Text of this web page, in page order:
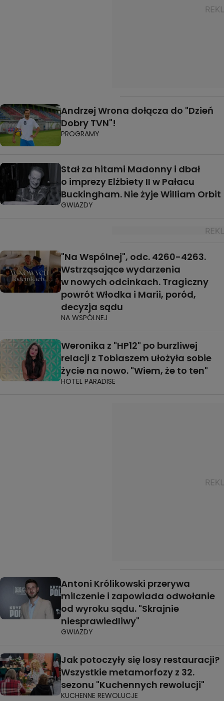
Andrzej Wrona dołącza do "Dzień
Dobry TVN"!
PROGRAMY
Stał za hitami Madonny i dbał
o imprezy Elżbiety II w Pałacu
Buckingham. Nie żyje William Orbit
GWIAZDY
"Na Wspólnej", odc. 4260-4263.
Wstrząsające wydarzenia
w nowych odcinkach. Tragiczny
powrót Włodka i Marii, poród,
decyzja sądu
NA WSPÓLNEJ
Weronika z "HP12" po burzliwej
relacji z Tobiaszem ułożyła sobie
życie na nowo. "Wiem, że to ten"
HOTEL PARADISE
Antoni Królikowski przerywa
milczenie i zapowiada odwołanie
od wyroku sądu. "Skrajnie
niesprawiedliwy"
GWIAZDY
Jak potoczyły się losy restauracji?
Wszystkie metamorfozy z 32.
sezonu "Kuchennych rewolucji"
KUCHENNE REWOLUCJE